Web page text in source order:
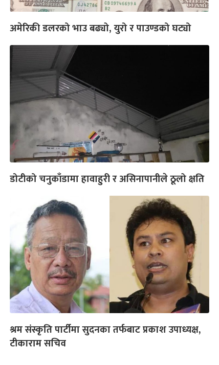
अमेरिकी डलरको भाउ बढ्यो, युरो र पाउण्डको घट्यो
डोटीको चनुकाँडामा हावाहुरी र असिनापानीले ठूलो क्षति
श्रम संस्कृति पार्टीमा सुदनका तर्फबाट प्रकाश उपाध्यक्ष,
टीकाराम सचिव